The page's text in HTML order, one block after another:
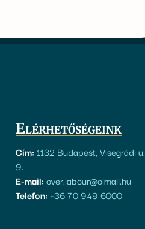
Elérhetőségeink
Cím: 1132 Budapest, Visegrádi u.
9.
E-mail: over.labour@olmail.hu
Telefon: +36 70 949 6000